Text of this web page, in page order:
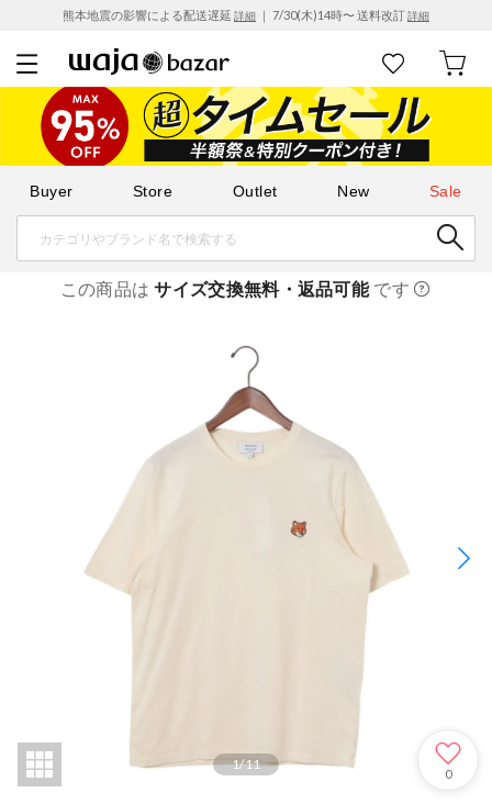
熊本地震の影響による配送遅延 詳細 ｜ 7/30(木)14時〜 送料改訂詳細
Buyer Store Outlet New Sale
この商品はサイズ交換無料・返品可能です
1/11
0